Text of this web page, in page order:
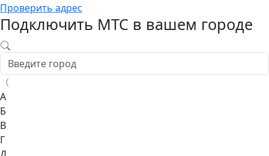
Проверить адрес
Подключить МТС в вашем городе
〈
А
Б
В
Г